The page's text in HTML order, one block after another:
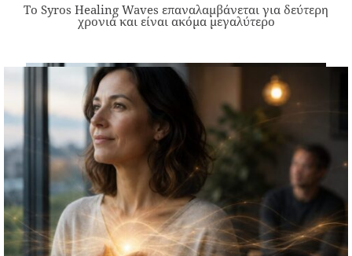
Το Syros Healing Waves επαναλαμβάνεται για δεύτερη
χρονιά και είναι ακόμα μεγαλύτερο